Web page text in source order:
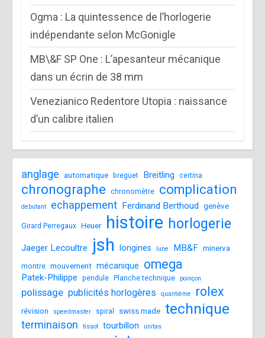
Ogma : La quintessence de l’horlogerie
indépendante selon McGonigle
MB\&F SP One : L’apesanteur mécanique
dans un écrin de 38 mm
Venezianico Redentore Utopia : naissance
d’un calibre italien
anglage automatique breguet Breitling certina
chronographe chronomètre complication
debutant echappement Ferdinand Berthoud genève
Girard Perregaux Heuer histoire horlogerie
Jaeger Lecoultre jsh longines lune MB&F minerva
montre mouvement mécanique omega
Patek-Philippe pendule Planche technique poinçon
polissage publicités horlogères quantième rolex
révision speedmaster spiral swiss made technique
terminaison tissot tourbillon unitas